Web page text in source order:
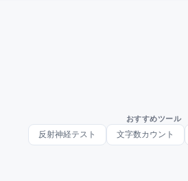
おすすめツール
反射神経テスト 文字数カウント